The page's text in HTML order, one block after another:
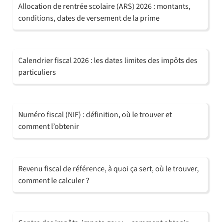
Allocation de rentrée scolaire (ARS) 2026 : montants,
conditions, dates de versement de la prime
Calendrier fiscal 2026 : les dates limites des impôts des
particuliers
Numéro fiscal (NIF) : définition, où le trouver et
comment l’obtenir
Revenu fiscal de référence, à quoi ça sert, où le trouver,
comment le calculer ?